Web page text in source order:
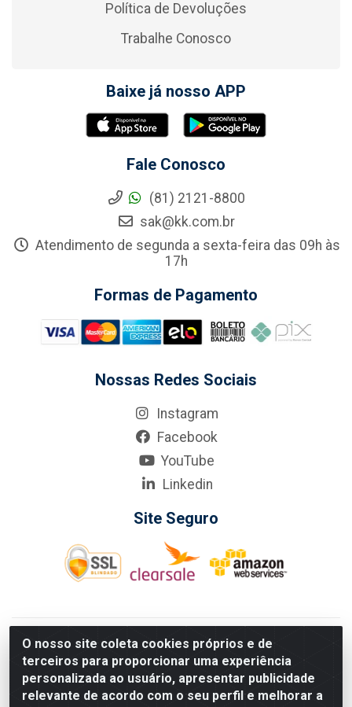
O nosso site coleta cookies próprios e de
terceiros para proporcionar uma experiência
personalizada ao usuário, apresentar publicidade
relevante de acordo com o seu perfil e melhorar a
Política de Devoluções
Trabalhe Conosco
Baixe já nosso APP
Fale Conosco
(81) 2121-8800
sak@kk.com.br
Atendimento de segunda a sexta-feira das 09h às
17h
Formas de Pagamento
Nossas Redes Sociais
Instagram
Facebook
YouTube
Linkedin
Site Seguro
KarneKeijo Logistica Integrada LTDA - Rod. Br-101 Sul, nº3700
- Barro, Recife/PE, 50900-400 CNPJ: 24.150.377/0001-95
Estados atendidos pela KarneKeijo: PE, PB e RN.